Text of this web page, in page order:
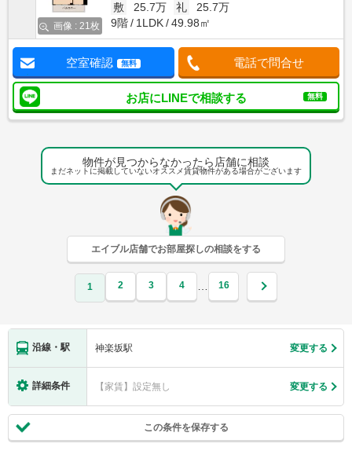
画像 : 21枚
敷
25.7万 礼
25.7万
9階
1LDK 49.98㎡
空室確認 無料 電話で問合せ
お店にLINEで相談する 無料
物件が見つからなかったら店舗に相談
まだネットに掲載していないオススメ賃貸物件がある場合がございます
エイブル店舗でお部屋探しの相談をする
1 2 3 4 … 16
沿線・駅 神楽坂駅 変更する
詳細条件 【家賃】設定無し 変更する
この条件を保存する